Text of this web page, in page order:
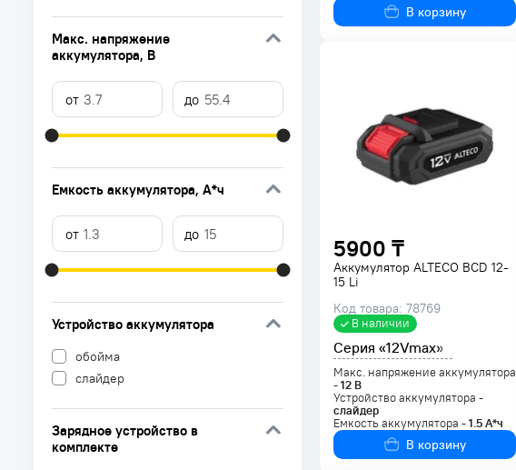
Макс. напряжение
аккумулятора, В
Емкость аккумулятора, А*ч
Устройство аккумулятора
обойма
слайдер
Зарядное устройство в
комплекте
В корзину
5900 ₸
Аккумулятор ALTECO BCD 12-
15 Li
Код товара: 78769
В наличии
Серия «12Vmax»
Макс. напряжение аккумулятора
-12 В
Устройство аккумулятора -
слайдер
Емкость аккумулятора -1.5А*ч
В корзину